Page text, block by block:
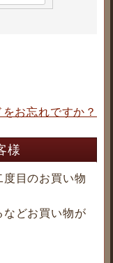
お忘れですか？
様
目のお買い物
どお買い物が